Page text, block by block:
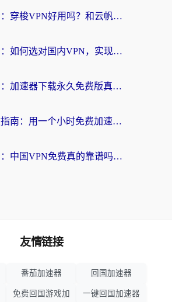
海外党必看：穿梭VPN好用吗？和云帆VPN对比哪个回国效果更好？附真实测评+避坑指南
海外党必看：如何选对国内VPN，实现无缝访问国内资源？
海外党必看：加速器下载永久免费版真的存在吗？教你无缝访问国内资源的正确姿势
海外党自救指南：用一个小时免费加速器，轻松打破国内资源访问壁垒？
海外党必看：中国VPN免费真的靠谱吗？手把手教你选对回国加速器
友情链接
番茄加速器 回国加速器
免费回国游戏加 一键回国加速器